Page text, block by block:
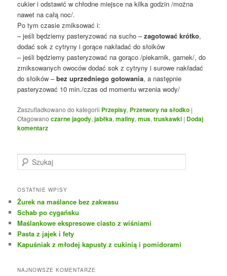
cukier i odstawić w chłodne miejsce na kilka godzin /można
nawet na całą noc/.
Po tym czasie zmiksować i:
– jeśli będziemy pasteryzować na sucho –zagotować krótko,
dodać sok z cytryny i gorące nakładać do słoików
– jeśli będziemy pasteryzować na gorąco /piekarnik, garnek/, do
zmiksowanych owoców dodać sok z cytryny i surowe nakładać
do słoików –bez uprzedniego gotowania, a następnie
pasteryzować 10 min./czas od momentu wrzenia wody/
Zaszufladkowano do kategorii Przepisy, Przetwory na słodko |
Otagowano czarne jagody,jabłka,maliny,mus,truskawki | Dodaj
komentarz
z
k
a
j
OSTATNIE WPISY
Żurek na maślance bez zakwasu
Schab po cygańsku
Maślankowe ekspresowe ciasto z wiśniami
Pasta z jajek i fety
Kapuśniak z młodej kapusty z cukinią i pomidorami
NAJNOWSZE KOMENTARZE